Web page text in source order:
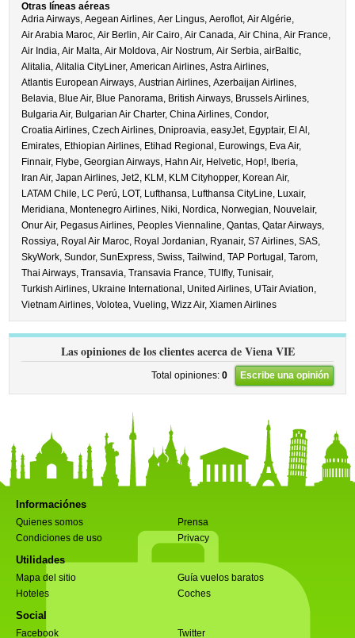
Otras líneas aéreas
Adria Airways,Aegean Airlines,Aer Lingus,Aeroflot,Air Algérie,
Air Arabia Maroc,Air Berlin,Air Cairo,Air Canada,Air China,Air France,
Air India,Air Malta,Air Moldova,Air Nostrum,Air Serbia,airBaltic,
Alitalia,Alitalia CityLiner,American Airlines,Astra Airlines,
Atlantis European Airways,Austrian Airlines,Azerbaijan Airlines,
Belavia, Blue Air, Blue Panorama, British Airways, Brussels Airlines,
Bulgaria Air, Bulgarian Air Charter,China Airlines,Condor,
Croatia Airlines,Czech Airlines, Dniproavia,easyJet, Egyptair, El Al,
Emirates, Ethiopian Airlines, Etihad Regional, Eurowings, Eva Air,
Finnair, Flybe,Georgian Airways, Hahn Air, Helvetic, Hop!, Iberia,
Iran Air,Japan Airlines,Jet2, KLM, KLM Cityhopper, Korean Air,
LATAM Chile, LC Perú, LOT, Lufthansa, Lufthansa CityLine, Luxair,
Meridiana, Montenegro Airlines, Niki, Nordica, Norwegian, Nouvelair,
Onur Air, Pegasus Airlines, Peoples Viennaline,Qantas,Qatar Airways,
Rossiya, Royal Air Maroc, Royal Jordanian, Ryanair,S7 Airlines,SAS,
SkyWork,Sundor,SunExpress,Swiss,Tailwind,TAP Portugal,Tarom,
Thai Airways,Transavia,Transavia France,TUIfly,Tunisair,
Turkish Airlines, Ukraine International, United Airlines, UTair Aviation,
Vietnam Airlines,Volotea,Vueling,Wizz Air,Xiamen Airlines
Las opiniones de los clientes acerca de Viena VIE
Total opiniones: 0 Escribe una opinión
Informaciónes
Quienes somos
Prensa
Condiciones de uso
Privacy
Utilidades
Mapa del sitio
Guía vuelos baratos
Hoteles
Coches
Social
Facebook Twitter